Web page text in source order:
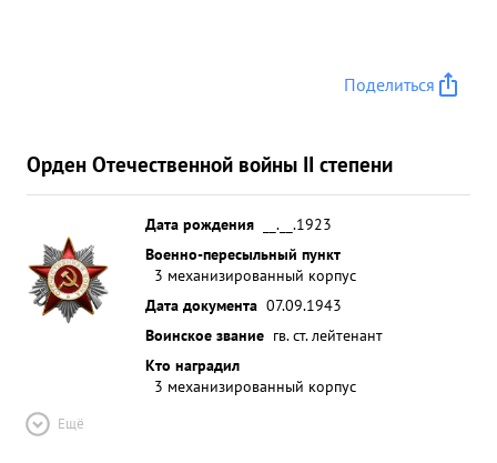
Поделиться
Орден Отечественной войны II степени
Дата рождения
__.__.1923
Военно-пересыльный пункт
3 механизированный корпус
Дата документа 07.09.1943
Воинское звание гв. ст. лейтенант
Кто наградил
3 механизированный корпус
Ещё